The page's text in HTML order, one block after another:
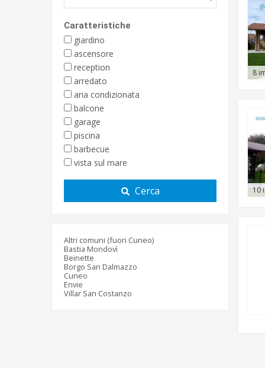
Caratteristiche
giardino
ascensore
reception
arredato
aria condizionata
balcone
garage
piscina
barbecue
vista sul mare
Cerca
Altri comuni (fuori Cuneo)
Bastia Mondovì
Beinette
Borgo San Dalmazzo
Cuneo
Envie
Villar San Costanzo
8
10